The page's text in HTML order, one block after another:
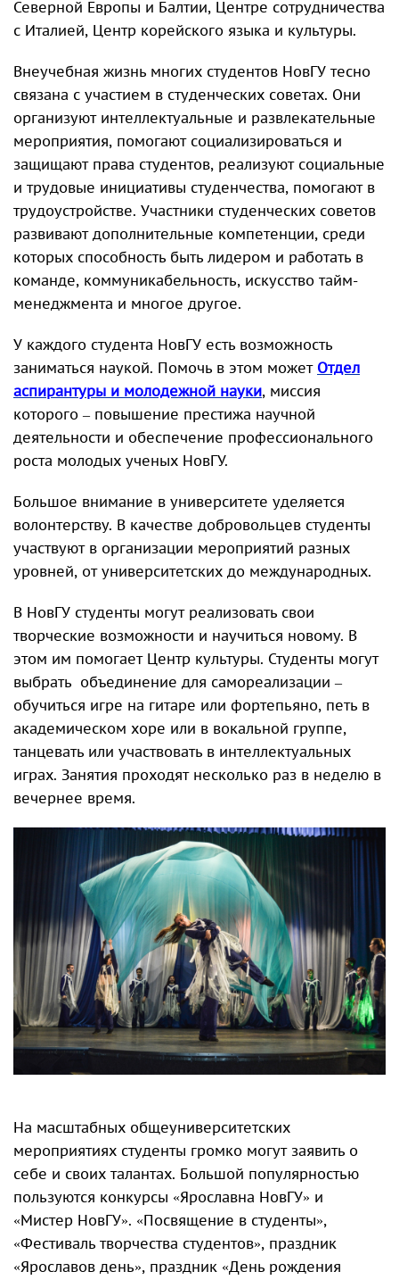
Северной Европы и Балтии, Центре сотрудничества
с Италией, Центр корейского языка и культуры.
Внеучебная жизнь многих студентов НовГУ тесно
связана с участием в студенческих советах. Они
организуют интеллектуальные и развлекательные
мероприятия, помогают социализироваться и
защищают права студентов, реализуют социальные
и трудовые инициативы студенчества, помогают в
трудоустройстве. Участники студенческих советов
развивают дополнительные компетенции, среди
которых способность быть лидером и работать в
команде, коммуникабельность, искусство тайм-
менеджмента и многое другое.
У каждого студента НовГУ есть возможность
заниматься наукой. Помочь в этом может Отдел
аспирантуры и молодежной науки, миссия
которого – повышение престижа научной
деятельности и обеспечение профессионального
роста молодых ученых НовГУ.
Большое внимание в университете уделяется
волонтерству. В качестве добровольцев студенты
участвуют в организации мероприятий разных
уровней, от университетских до международных.
В НовГУ студенты могут реализовать свои
творческие возможности и научиться новому. В
этом им помогает Центр культуры. Студенты могут
выбрать объединение для самореализации –
обучиться игре на гитаре или фортепьяно, петь в
академическом хоре или в вокальной группе,
танцевать или участвовать в интеллектуальных
играх. Занятия проходят несколько раз в неделю в
вечернее время.
На масштабных общеуниверситетских
мероприятиях студенты громко могут заявить о
себе и своих талантах. Большой популярностью
пользуются конкурсы «Ярославна НовГУ» и
«Мистер НовГУ». «Посвящение в студенты»,
«Фестиваль творчества студентов», праздник
«Ярославов день», праздник «День рождения